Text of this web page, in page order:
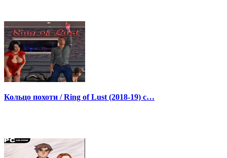
Кольцо похоти / Ring of Lust (2018-19) с…